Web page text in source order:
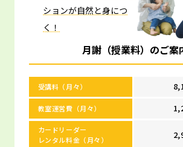
ションが自然と身につ
く！
月謝（授業料）のご案
受講料（月々）
教室運営費（月々）
カードリーダー
レンタル料金（月々）